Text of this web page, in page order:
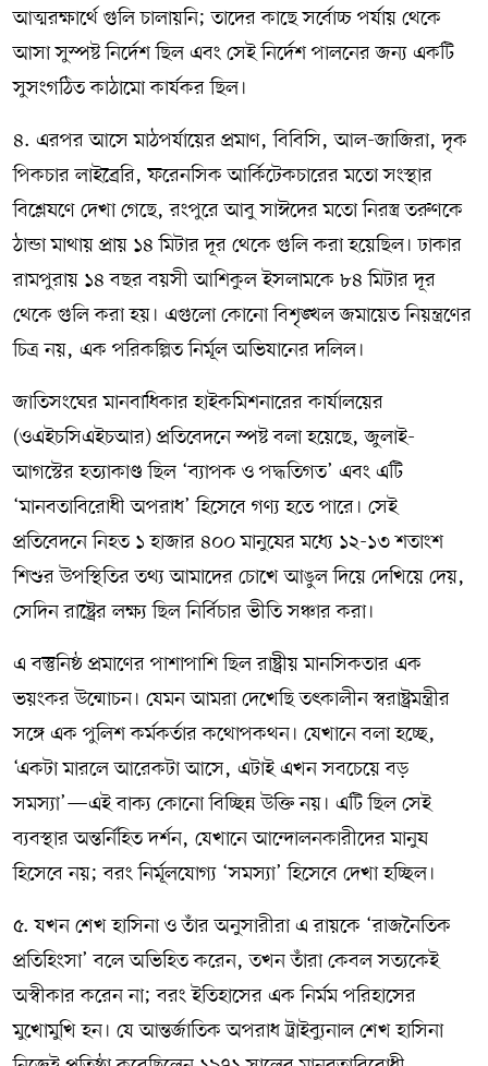
আত্মরক্ষার্থে গুলি চালায়নি; তাদের কাছে সর্বোচ্চ পর্যায় থেকে
আসা সুস্পষ্ট নির্দেশ ছিল এবং সেই নির্দেশ পালনের জন্য একটি
সুসংগঠিত কাঠামো কার্যকর ছিল।
৪. এরপর আসে মাঠপর্যায়ের প্রমাণ, বিবিসি, আল-জাজিরা, দৃক
পিকচার লাইব্রেরি, ফরেনসিক আর্কিটেকচারের মতো সংস্থার
বিশ্লেষণে দেখা গেছে, রংপুরে আবু সাঈদের মতো নিরস্ত্র তরুণকে
ঠান্ডা মাথায় প্রায় ১৪ মিটার দূর থেকে গুলি করা হয়েছিল। ঢাকার
রামপুরায় ১৪ বছর বয়সী আশিকুল ইসলামকে ৮৪ মিটার দূর
থেকে গুলি করা হয়। এগুলো কোনো বিশৃঙ্খল জমায়েত নিয়ন্ত্রণের
চিত্র নয়, এক পরিকল্পিত নির্মূল অভিযানের দলিল।
জাতিসংঘের মানবাধিকার হাইকমিশনারের কার্যালয়ের
(ওএইচসিএইচআর) প্রতিবেদনে স্পষ্ট বলা হয়েছে, জুলাই-
আগস্টের হত্যাকাণ্ড ছিল ‘ব্যাপক ও পদ্ধতিগত’ এবং এটি
‘মানবতাবিরোধী অপরাধ’ হিসেবে গণ্য হতে পারে। সেই
প্রতিবেদনে নিহত ১ হাজার ৪০০ মানুষের মধ্যে ১২-১৩ শতাংশ
শিশুর উপস্থিতির তথ্য আমাদের চোখে আঙুল দিয়ে দেখিয়ে দেয়,
সেদিন রাষ্ট্রের লক্ষ্য ছিল নির্বিচার ভীতি সঞ্চার করা।
এ বস্তুনিষ্ঠ প্রমাণের পাশাপাশি ছিল রাষ্ট্রীয় মানসিকতার এক
ভয়ংকর উন্মোচন। যেমন আমরা দেখেছি তৎকালীন স্বরাষ্ট্রমন্ত্রীর
সঙ্গে এক পুলিশ কর্মকর্তার কথোপকথন। যেখানে বলা হচ্ছে,
‘একটা মারলে আরেকটা আসে, এটাই এখন সবচেয়ে বড়
সমস্যা’—এই বাক্য কোনো বিচ্ছিন্ন উক্তি নয়। এটি ছিল সেই
ব্যবস্থার অন্তর্নিহিত দর্শন, যেখানে আন্দোলনকারীদের মানুষ
হিসেবে নয়; বরং নির্মূলযোগ্য ‘সমস্যা’ হিসেবে দেখা হচ্ছিল।
৫. যখন শেখ হাসিনা ও তাঁর অনুসারীরা এ রায়কে ‘রাজনৈতিক
প্রতিহিংসা’ বলে অভিহিত করেন, তখন তাঁরা কেবল সত্যকেই
অস্বীকার করেন না; বরং ইতিহাসের এক নির্মম পরিহাসের
মুখোমুখি হন। যে আন্তর্জাতিক অপরাধ ট্রাইব্যুনাল শেখ হাসিনা